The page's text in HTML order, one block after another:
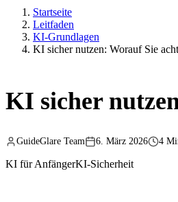
Startseite
Leitfaden
KI-Grundlagen
KI sicher nutzen: Worauf Sie
KI sicher
GuideGlare Team 6. März 2026 4
KI für AnfängerKI-Sicherheit